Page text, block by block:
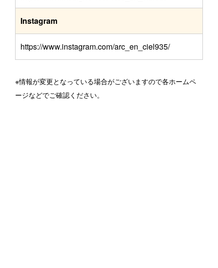
Instagram
https://www.instagram.com/arc_en_ciel935/
※情報が変更となっている場合がございますので各ホームペ
ージなどでご確認ください。